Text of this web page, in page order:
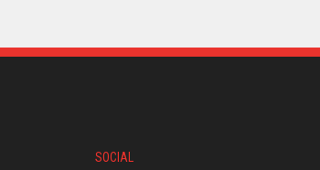
SOCIAL